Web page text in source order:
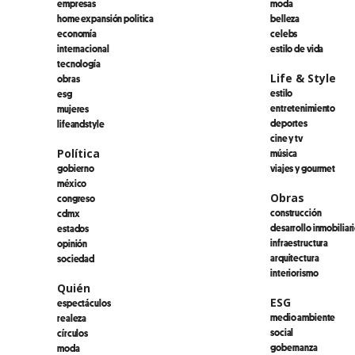
home expansión politica
economía
internacional
tecnología
obras
esg
mujeres
lifeandstyle
Política
gobierno
méxico
congreso
cdmx
estados
opinión
sociedad
Quién
espectáculos
realeza
círculos
moda
belleza
celebs
estilo de vida
Life & Style
estilo
entretenimiento
deportes
cine y tv
música
viajes y gourmet
Obras
construcción
desarrollo
infraestructura
arquitectura
interiorismo
ESG
medio ambiente
social
gobernanza